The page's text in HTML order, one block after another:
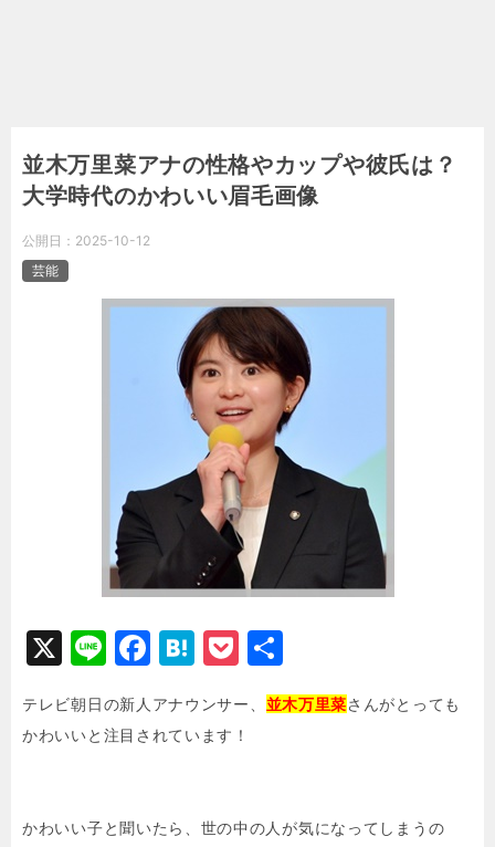
並木万里菜アナの性格やカップや彼氏は？
大学時代のかわいい眉毛画像
公開日： 2025-10-12
芸能
X
Li
e
F
c
e
o
H
e
n
P
c
k
t
有
テレビ朝日の新人アナウンサー、 並木万里菜さんがとっても
かわいいと注目されています！
かわいい子と聞いたら、世の中の人が気になってしまうの